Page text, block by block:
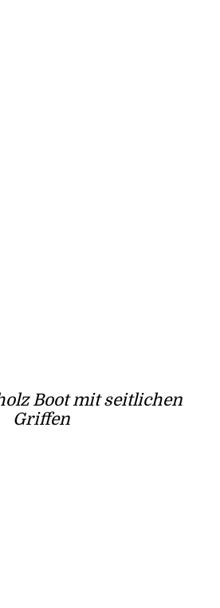
Boot mit seitlichen
Griffen